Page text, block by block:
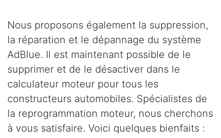
Nous proposons également la suppression,
la réparation et le dépannage du système
AdBlue. Il est maintenant possible de le
supprimer et de le désactiver dans le
calculateur moteur pour tous les
constructeurs automobiles. Spécialistes de
la reprogrammation moteur, nous cherchons
à vous satisfaire. Voici quelques bienfaits :